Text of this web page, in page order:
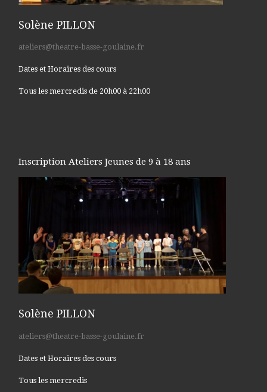
Solène PILLON
ateliers@theatre-basse-goulaine.fr
Dates et Horaires des cours
Tous les mercredis de 20h00 à 22h00
Inscription Ateliers Jeunes de 9 à 18 ans
Solène PILLON
ateliers@theatre-basse-goulaine.fr
Dates et Horaires des cours
Tous les mercredis